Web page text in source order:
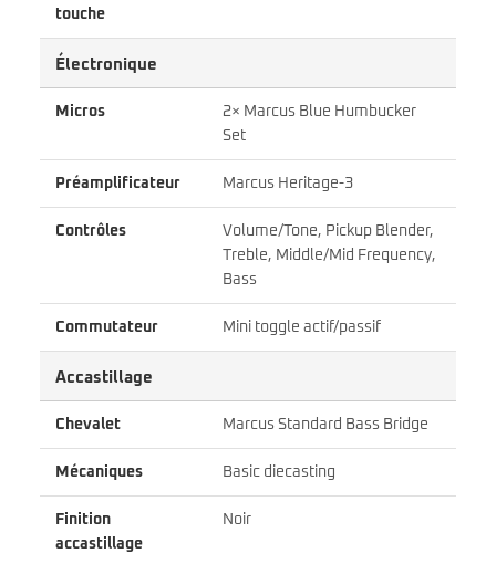
touche
Électronique
Micros
2× Marcus Blue Humbucker
Set
Préamplificateur Marcus Heritage-3
Contrôles
Volume/Tone, Pickup Blender,
Treble, Middle/Mid Frequency,
Bass
Commutateur Mini toggle actif/passif
Accastillage
Chevalet Marcus Standard Bass Bridge
Mécaniques Basic diecasting
Finition
accastillage
Noir